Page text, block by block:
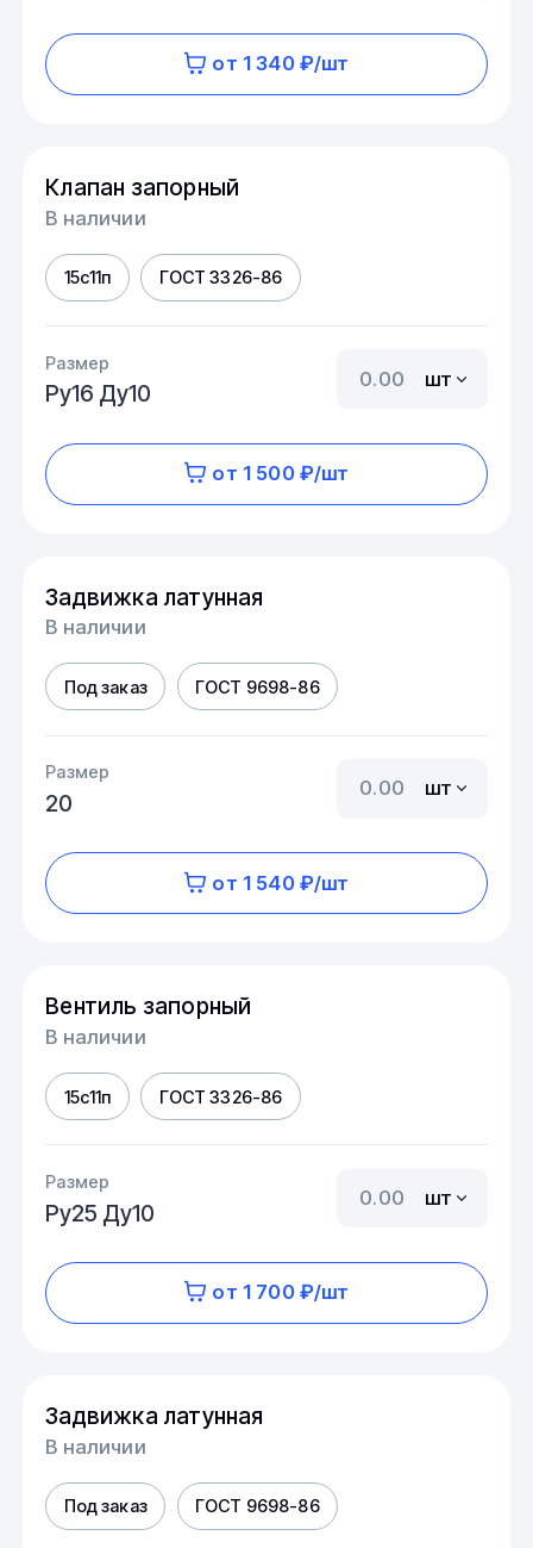
от 1 340 ₽/шт
Клапан запорный
В наличии
15с11п ГОСТ 3326-86
Размер
Ру16 Ду10
шт
от 1 500 ₽/шт
Задвижка латунная
В наличии
Под заказ ГОСТ 9698-86
Размер
20
шт
от 1 540 ₽/шт
Вентиль запорный
В наличии
15с11п ГОСТ 3326-86
Размер
Ру25 Ду10
шт
от 1 700 ₽/шт
Задвижка латунная
В наличии
Под заказ ГОСТ 9698-86